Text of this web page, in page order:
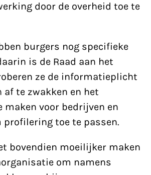
door de overheid toe te
burgers nog specifieke
is de Raad aan het
ze de informatieplicht
af te zwakken en het
maken voor bedrijven en
profilering toe te passen.
bovendien moeilijker maken
om namens